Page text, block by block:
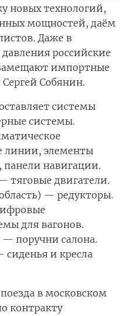
новых технологий,
мощностей, даём
Даже в
российские
импортные
Собянин.
системы
системы.
линии, элементы
панели навигации.
тяговые двигатели.
— редукторы.
для вагонов.
— поручни салона.
сиденья и кресла
в московском
контракту